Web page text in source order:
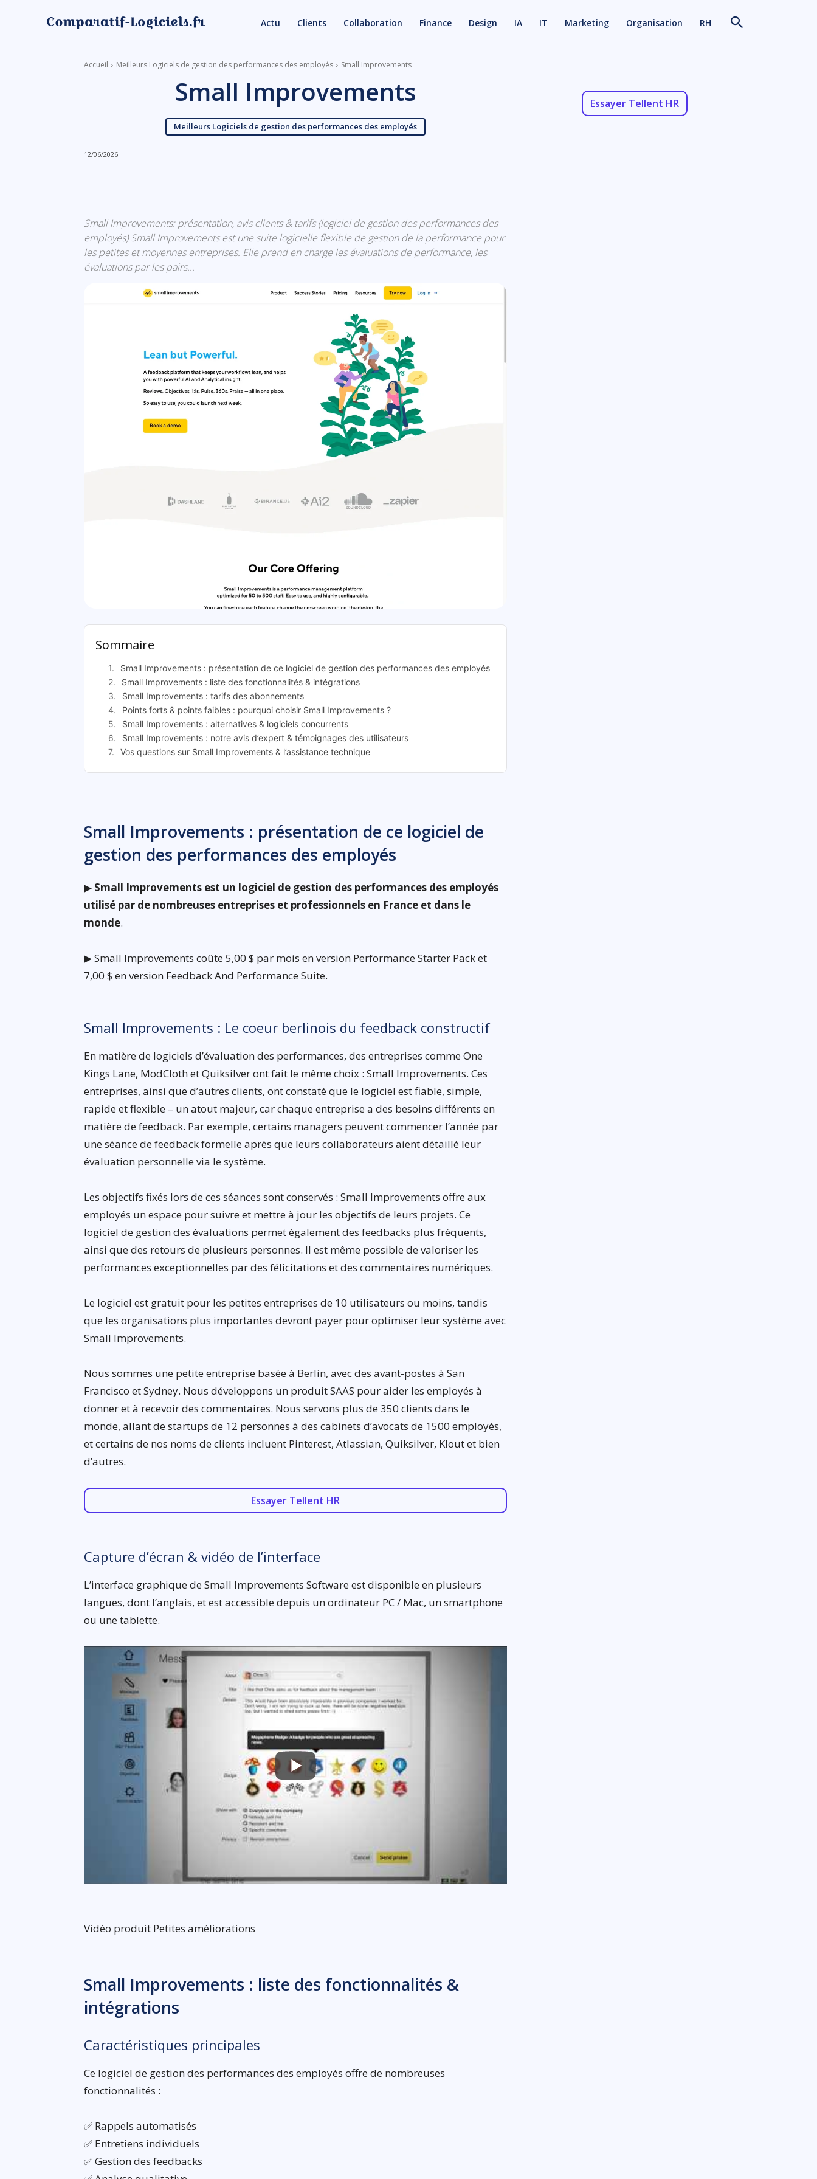
Actu Clients Collaboration Finance Design IA IT Marketing Organisation RH
Accueil Meilleurs Logiciels de gestion des performances des employés Small Improvements
Small Improvements
Meilleurs Logiciels de gestion des performances des employés
12/06/2026
Small Improvements: présentation, avis clients & tarifs (logiciel de gestion des performances des
employés) Small Improvements est une suite logicielle flexible de gestion de la performance pour
les petites et moyennes entreprises. Elle prend en charge les évaluations de performance, les
évaluations par les pairs...
Sommaire
Small Improvements : présentation de ce logiciel de gestion des performances des employés
Small Improvements : liste des fonctionnalités & intégrations
Small Improvements : tarifs des abonnements
Points forts & points faibles : pourquoi choisir Small Improvements ?
Small Improvements : alternatives & logiciels concurrents
Small Improvements : notre avis d’expert & témoignages des utilisateurs
Vos questions sur Small Improvements & l’assistance technique
Small Improvements : présentation de ce logiciel de
gestion des performances des employés
▶ Small Improvements est un logiciel de gestion des performances des employés
utilisé par de nombreuses entreprises et professionnels en France et dans le
monde.
▶ Small Improvements coûte 5,00 $ par mois en version Performance Starter Pack et
7,00 $ en version Feedback And Performance Suite.
Small Improvements : Le coeur berlinois du feedback constructif
En matière de logiciels d’évaluation des performances, des entreprises comme One
Kings Lane, ModCloth et Quiksilver ont fait le même choix : Small Improvements. Ces
entreprises, ainsi que d’autres clients, ont constaté que le logiciel est fiable, simple,
rapide et flexible – un atout majeur, car chaque entreprise a des besoins différents en
matière de feedback. Par exemple, certains managers peuvent commencer l’année par
une séance de feedback formelle après que leurs collaborateurs aient détaillé leur
évaluation personnelle via le système.
Les objectifs fixés lors de ces séances sont conservés : Small Improvements offre aux
employés un espace pour suivre et mettre à jour les objectifs de leurs projets. Ce
logiciel de gestion des évaluations permet également des feedbacks plus fréquents,
ainsi que des retours de plusieurs personnes. Il est même possible de valoriser les
performances exceptionnelles par des félicitations et des commentaires numériques.
Le logiciel est gratuit pour les petites entreprises de 10 utilisateurs ou moins, tandis
que les organisations plus importantes devront payer pour optimiser leur système avec
Small Improvements.
Nous sommes une petite entreprise basée à Berlin, avec des avant-postes à San
Francisco et Sydney. Nous développons un produit SAAS pour aider les employés à
donner et à recevoir des commentaires. Nous servons plus de 350 clients dans le
monde, allant de startups de 12 personnes à des cabinets d’avocats de 1500 employés,
et certains de nos noms de clients incluent Pinterest, Atlassian, Quiksilver, Klout et bien
d’autres.
Essayer Tellent HR
Capture d’écran & vidéo de l’interface
L’interface graphique de Small Improvements Software est disponible en plusieurs
langues, dont l’anglais, et est accessible depuis un ordinateur PC / Mac, un smartphone
ou une tablette.
Vidéo produit Petites améliorations
Small Improvements : liste des fonctionnalités &
intégrations
Caractéristiques principales
Ce logiciel de gestion des performances des employés offre de nombreuses
fonctionnalités :
✅ Rappels automatisés
✅ Entretiens individuels
✅ Gestion des feedbacks
Essayer Tellent HR